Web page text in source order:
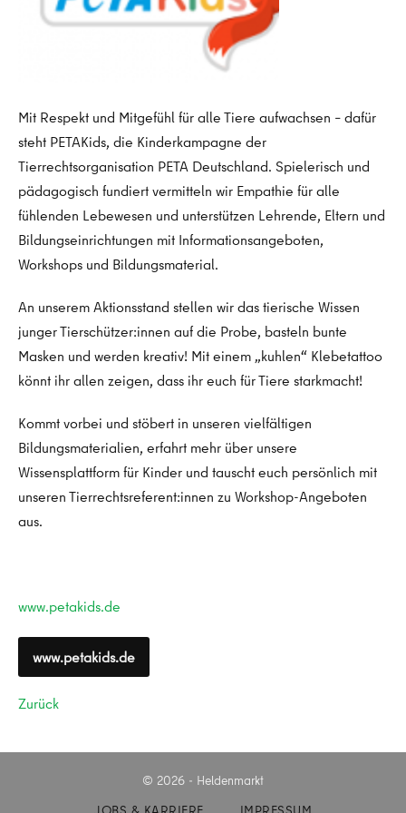
Mit Respekt und Mitgefühl für alle Tiere aufwachsen – dafür
steht PETAKids, die Kinderkampagne der
Tierrechtsorganisation PETA Deutschland. Spielerisch und
pädagogisch fundiert vermitteln wir Empathie für alle
fühlenden Lebewesen und unterstützen Lehrende, Eltern und
Bildungseinrichtungen mit Informationsangeboten,
Workshops und Bildungsmaterial.
An unserem Aktionsstand stellen wir das tierische Wissen
junger Tierschützer:innen auf die Probe, basteln bunte
Masken und werden kreativ! Mit einem „kuhlen“ Klebetattoo
könnt ihr allen zeigen, dass ihr euch für Tiere starkmacht!
Kommt vorbei und stöbert in unseren vielfältigen
Bildungsmaterialien, erfahrt mehr über unsere
Wissensplattform für Kinder und tauscht euch persönlich mit
unseren Tierrechtsreferent:innen zu Workshop-Angeboten
aus.
www.petakids.de
www.petakids.de
Zurück
© 2026 - Heldenmarkt